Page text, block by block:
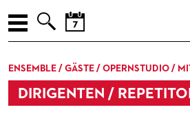
  
Prev
M D M D
27 28 29 30
ENSEMBLE / GÄSTE / OPERNSTUDIO /
DIRIGENTEN /